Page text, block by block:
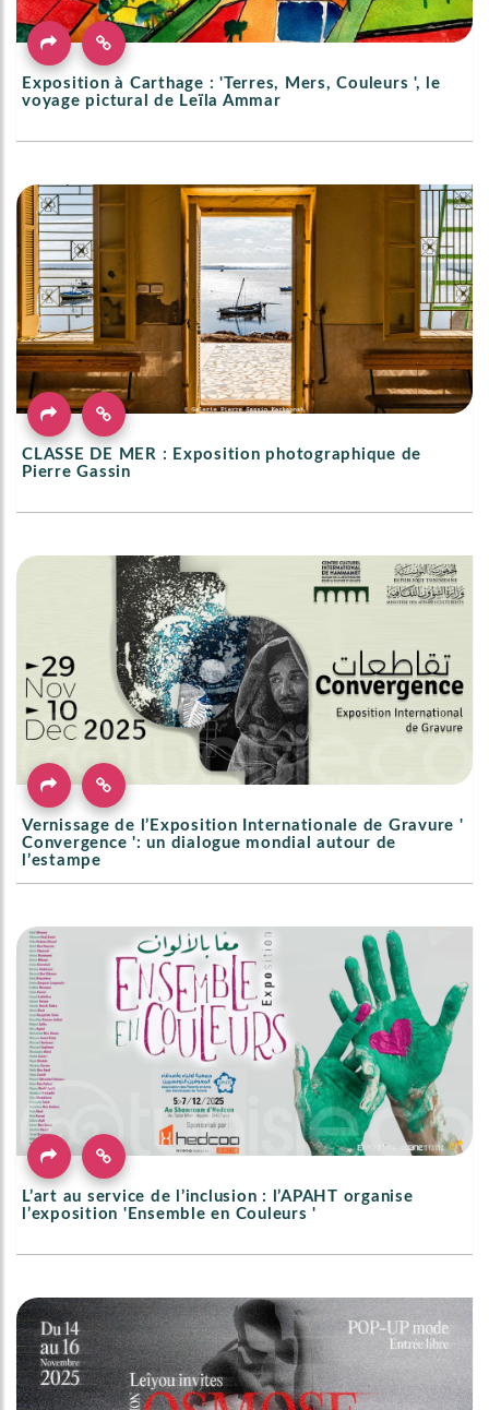
Exposition à Carthage : 'Terres, Mers, Couleurs ', le
voyage pictural de Leïla Ammar
CLASSE DE MER : Exposition photographique de
Pierre Gassin
Vernissage de l’Exposition Internationale de Gravure '
Convergence ': un dialogue mondial autour de
l’estampe
L’art au service de l’inclusion : l’APAHT organise
l’exposition 'Ensemble en Couleurs '